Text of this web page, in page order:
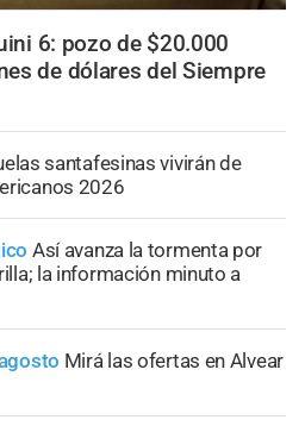
6: pozo de $20.000
de dólares del Siempre
santafesinas vivirán de
2026
Así avanza la tormenta por
la información minuto a
Mirá las ofertas en Alvear